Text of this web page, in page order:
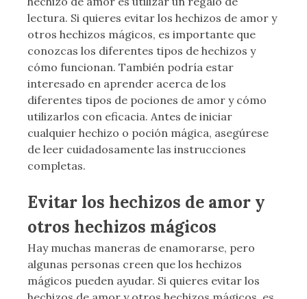
lectura. Si quieres evitar los hechizos de amor y
otros hechizos mágicos, es importante que
conozcas los diferentes tipos de hechizos y
cómo funcionan. También podría estar
interesado en aprender acerca de los
diferentes tipos de pociones de amor y cómo
utilizarlos con eficacia. Antes de iniciar
cualquier hechizo o poción mágica, asegúrese
de leer cuidadosamente las instrucciones
completas.
Evitar los hechizos de amor y
otros hechizos mágicos
Hay muchas maneras de enamorarse, pero
algunas personas creen que los hechizos
mágicos pueden ayudar. Si quieres evitar los